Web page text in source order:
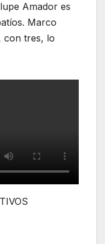
Amador es
Marco
con tres, lo